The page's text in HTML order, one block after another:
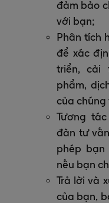
đảm bảo
với bạn;
Phân tích
để xác
triển, cải
phẩm,
của chúng
Tương
đàn tư
phép
nếu bạn
Trả lời và
của bạn,